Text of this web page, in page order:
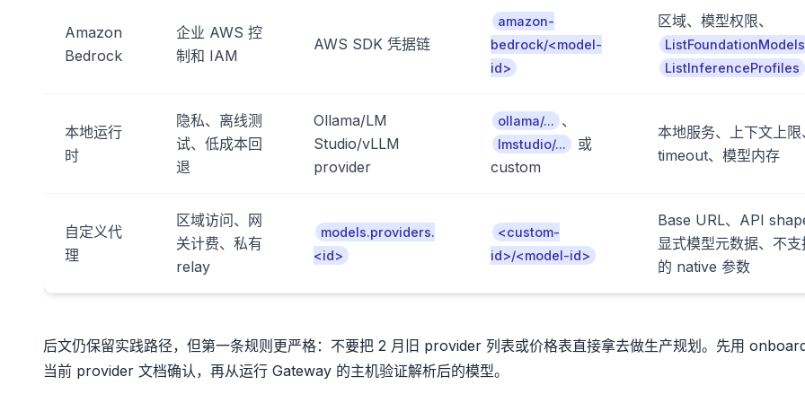
Amazon
Bedrock
企业 AWS 控
制和 IAM
AWS SDK 凭据链
amazon-
bedrock/<model-
id>
区域、模型权限、
ListFoundationModels
ListInferenceProfiles
本地运行
时
隐私、离线测
试、低成本回
退
Ollama/LM
Studio/vLLM
provider
ollama/... 、
lmstudio/...
或
custom
本地服务、上下文上限
timeout、模型内存
自定义代
理
区域访问、网
关计费、私有
relay
models.providers.
<id>
<custom-
id>/<model-id>
Base URL、API shape
显式模型元数据、不支
的 native 参数
后文仍保留实践路径，但第一条规则更严格：不要把 2 月旧 provider 列表或价格表直接拿去做生产规划。先用
当前 provider 文档确认，再从运行 Gateway 的主机验证解析后的模型。